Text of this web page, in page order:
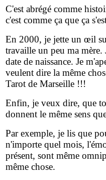
C'est abrégé comme
c'est comme ça que ça
En 2000, je jette un œil
travaille un peu ma mère.
date de naissance. Je
veulent dire la même
Tarot de Marseille !!!
Enfin, je veux dire, que
donnent le même sens
Par exemple, je lis que
n'importe quel mois,
présent, sont même
même chose.